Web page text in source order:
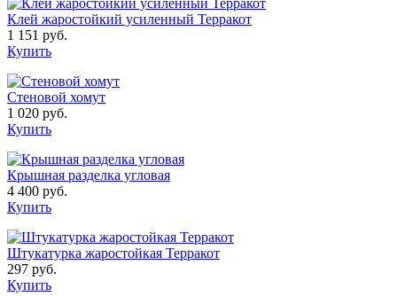
Клей жаростойкий усиленный Терракот
1 151 руб.
Купить
Стеновой хомут
1 020 руб.
Купить
Крышная разделка угловая
4 400 руб.
Купить
Штукатурка жаростойкая Терракот
297 руб.
Купить